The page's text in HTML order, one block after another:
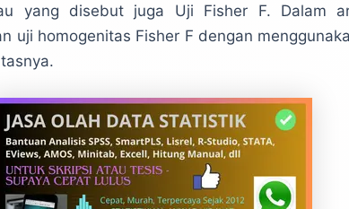
yang disebut juga Uji Fisher F. Dalam
uji homogenitas Fisher F dengan